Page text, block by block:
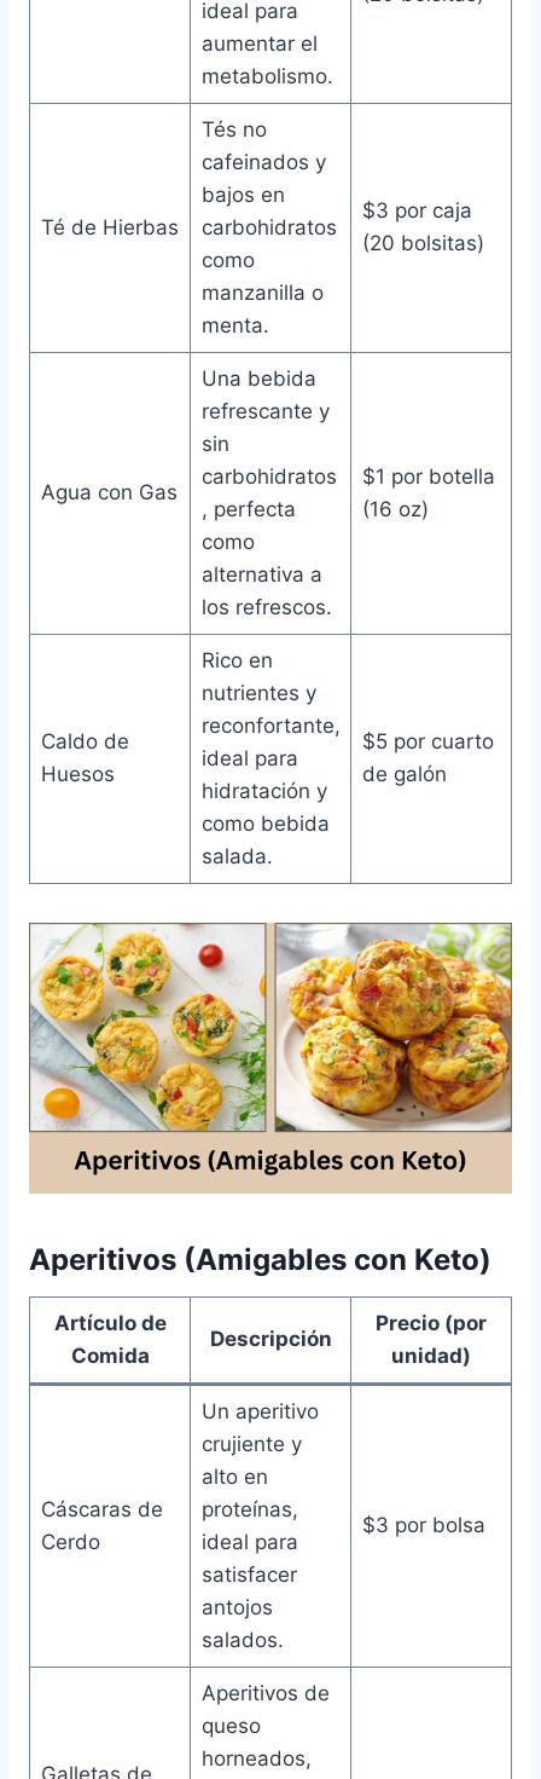
ideal para
aumentar el
metabolismo.
Té de Hierbas
Tés no
cafeinados y
bajos en
carbohidratos
como
manzanilla o
menta.
$3 por caja
(20 bolsitas)
Agua con Gas
Una bebida
refrescante y
sin
carbohidratos
, perfecta
como
alternativa a
los refrescos.
$1 por botella
(16 oz)
Caldo de
Huesos
Rico en
nutrientes y
reconfortante,
ideal para
hidratación y
como bebida
salada.
$5 por cuarto
de galón
Aperitivos (Amigables con Keto)
Artículo de
Comida
Descripción
Precio (por
unidad)
Cáscaras de
Cerdo
Un aperitivo
crujiente y
alto en
proteínas,
ideal para
satisfacer
antojos
salados.
$3 por bolsa
Galletas de
Aperitivos de
queso
horneados,